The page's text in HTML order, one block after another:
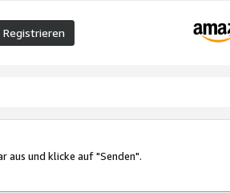
Registrieren
aus und klicke auf "Senden".